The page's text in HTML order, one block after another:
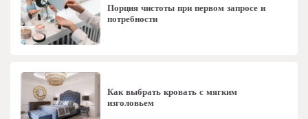
Порция чистоты при первом запросе и
потребности
Как выбрать кровать с мягким
изголовьем